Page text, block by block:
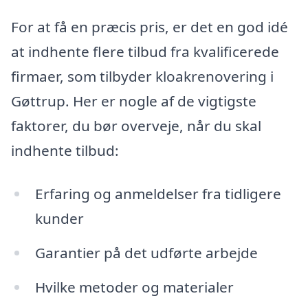
For at få en præcis pris, er det en god idé
at indhente flere tilbud fra kvalificerede
firmaer, som tilbyder kloakrenovering i
Gøttrup. Her er nogle af de vigtigste
faktorer, du bør overveje, når du skal
indhente tilbud:
Erfaring og anmeldelser fra tidligere
kunder
Garantier på det udførte arbejde
Hvilke metoder og materialer